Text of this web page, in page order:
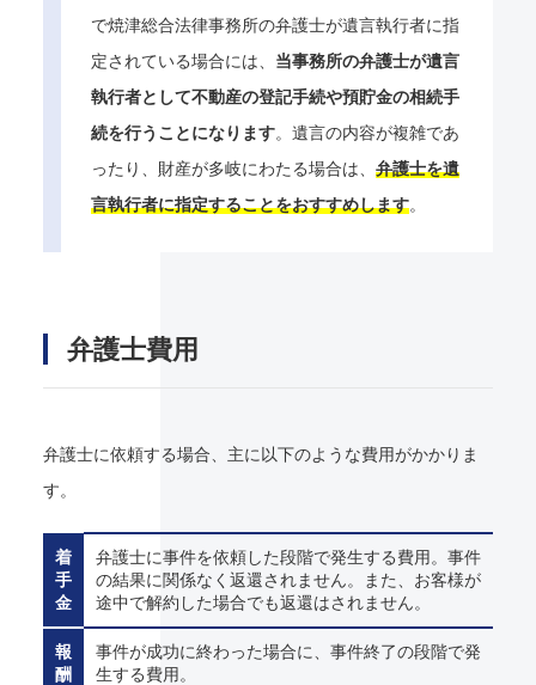
で焼津総合法律事務所の弁護士が遺言執行者に指
定されている場合には、 当事務所の弁護士が遺言
執行者として不動産の登記手続や預貯金の相続手
続を行うことになります。遺言の内容が複雑であ
ったり、財産が多岐にわたる場合は、 弁護士を遺
言執行者に指定することをおすすめします。
弁護士費用
弁護士に依頼する場合、主に以下のような費用がかかりま
す。
着
手
金
弁護士に事件を依頼した段階で発生する費用。事件
の結果に関係なく返還されません。また、お客様が
途中で解約した場合でも返還はされません。
報
酬
事件が成功に終わった場合に、事件終了の段階で発
生する費用。